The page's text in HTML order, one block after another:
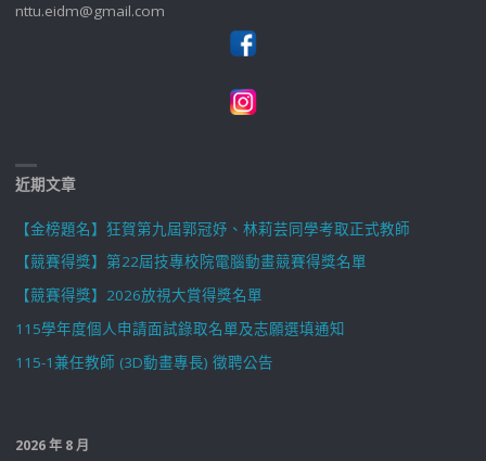
nttu.eidm@gmail.com
近期文章
【金榜題名】狂賀第九屆郭冠妤、林莉芸同學考取正式教師
【競賽得獎】第22屆技專校院電腦動畫競賽得獎名單
【競賽得獎】2026放視大賞得獎名單
115學年度個人申請面試錄取名單及志願選填通知
115-1兼任教師 (3D動畫專長) 徵聘公告
2026 年 8 月